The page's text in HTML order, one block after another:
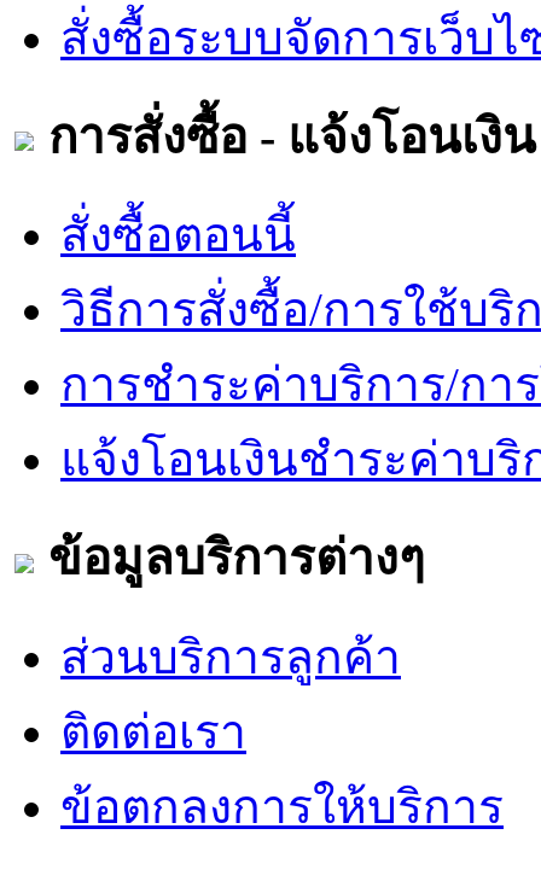
สั่งซื้อระบบจัดการเว็บไ
การสั่งซื้อ - แจ้งโอนเงิน
สั่งซื้อตอนนี้
วิธีการสั่งซื้อ/การใช้บริ
การชำระค่าบริการ/กา
แจ้งโอนเงินชำระค่าบริ
ข้อมูลบริการต่างๆ
ส่วนบริการลูกค้า
ติดต่อเรา
ข้อตกลงการให้บริการ